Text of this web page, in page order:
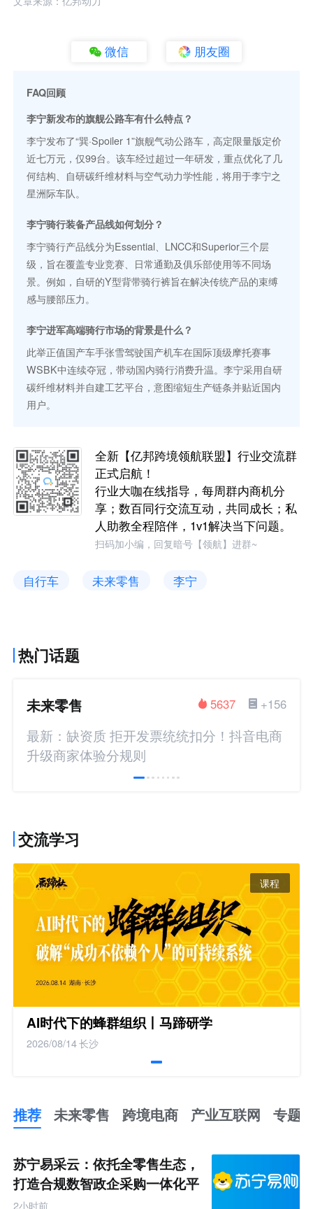
微信 朋友圈
FAQ回顾
李宁新发布的旗舰公路车有什么特点？
李宁发布了“巽·Spoiler 1”旗舰气动公路车，高定限量版定价
近七万元，仅99台。该车经过超过一年研发，重点优化了几
何结构、自研碳纤维材料与空气动力学性能，将用于李宁之
星洲际车队。
李宁骑行装备产品线如何划分？
李宁骑行产品线分为Essential、LNCC和Superior三个层
级，旨在覆盖专业竞赛、日常通勤及俱乐部使用等不同场
景。例如，自研的Y型背带骑行裤旨在解决传统产品的束缚
感与腰部压力。
李宁进军高端骑行市场的背景是什么？
此举正值国产车手张雪驾驶国产机车在国际顶级摩托赛事
WSBK中连续夺冠，带动国内骑行消费升温。李宁采用自研
碳纤维材料并自建工艺平台，意图缩短生产链条并贴近国内
用户。
全新【亿邦跨境领航联盟】行业交流群
正式启航！
行业大咖在线指导，每周群内商机分
享；数百同行交流互动，共同成长；私
人助教全程陪伴，1v1解决当下问题。
扫码加小编，回复暗号【领航】进群~
自行车 未来零售 李宁
热门话题
未来零售 +156
5637
最新：缺资质 拒开发票统统扣分！抖音电商
升级商家体验分规则
交流学习
课程
AI时代下的蜂群组织丨马蹄研学
2026/08/14长沙
推荐 未来零售 跨境电商 产业互联网 专题
未
来
零
售
跨
苏宁易采云：依托全零售生态，
打造合规数智政企采购一体化平
台
2小时前